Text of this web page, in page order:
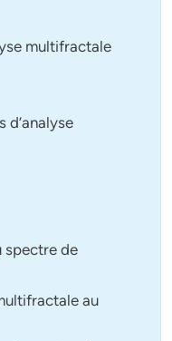
multifractale
d’analyse
spectre de
au